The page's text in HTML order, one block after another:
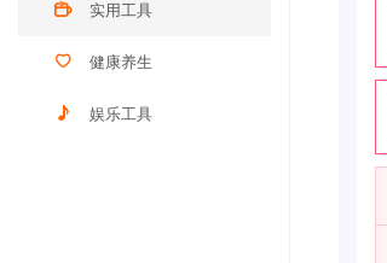
实用工具
健康养生
娱乐工具